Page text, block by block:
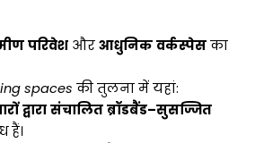
परिवेशऔर आधुनिक वर्कस्पेसका
spaces की तुलना में यहां:
द्वारा संचालित ब्रॉडबैंड–सुसज्जित
हैं।